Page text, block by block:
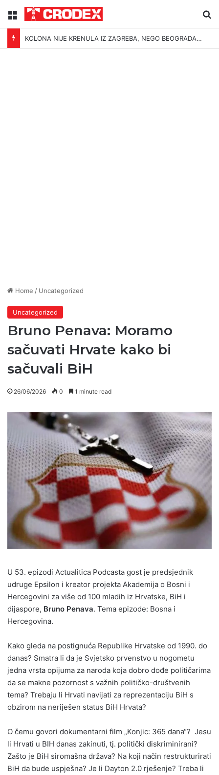
Menu
KOLONA NIJE KRENULA IZ ZAGREBA, NEGO BEOGRADA – NIKAKVI MITOVI NE MOGU PROMIJENITI ISTINU
Home / Uncategorized
Uncategorized
Bruno Penava: Moramo
sačuvati Hrvate kako bi
sačuvali BiH
26/06/2026 0 1 minute read
U 53. epizodi Actualitica Podcasta gost je predsjednik
udruge Epsilon i kreator projekta Akademija o Bosni i
Hercegovini za više od 100 mladih iz Hrvatske, BiH i
dijaspore, Bruno Penava. Tema epizode: Bosna i
Hercegovina.
Kako gleda na postignuća Republike Hrvatske od 1990. do
danas? Smatra li da je Svjetsko prvenstvo u nogometu
jedna vrsta opijuma za naroda koja dobro dođe političarima
da se makne pozornost s važnih političko-društvenih
tema? Trebaju li Hrvati navijati za reprezentaciju BiH s
obzirom na neriješen status BiH Hrvata?
O čemu govori dokumentarni film „Konjic: 365 dana“? Jesu
li Hrvati u BIH danas zakinuti, tj. politički diskriminirani?
Zašto je BiH siromašna država? Na koji način restrukturirati
BiH da bude uspješna? Je li Dayton 2.0 rješenje? Treba li